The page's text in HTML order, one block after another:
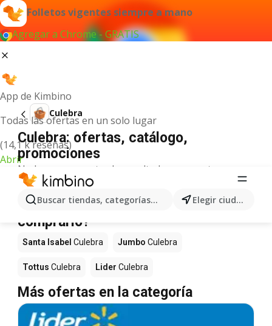
Folletos vigentes siempre a mano
Agregar a Chrome - GRATIS
App de Kimbino
Todas las ofertas en un solo lugar
(14,1 k reseñas)
Abrir
Buscar tiendas, categorías, productos... Elegir ciudad
Culebra
Culebra: ofertas, catálogo,
promociones
No hemos encontrado resultados para este
término.
Culebra en oferta - ¿Dónde
comprarlo?
Santa Isabel Culebra Jumbo Culebra
Tottus Culebra Lider Culebra
Más ofertas en la categoría